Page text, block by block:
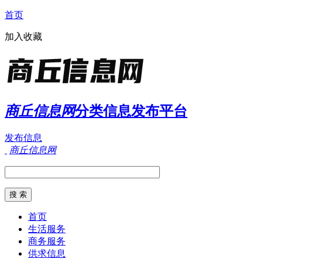
首页
加入收藏
商丘信息网分类信息发布平台
发布信息
商丘信息网
首页
生活服务
商务服务
供求信息